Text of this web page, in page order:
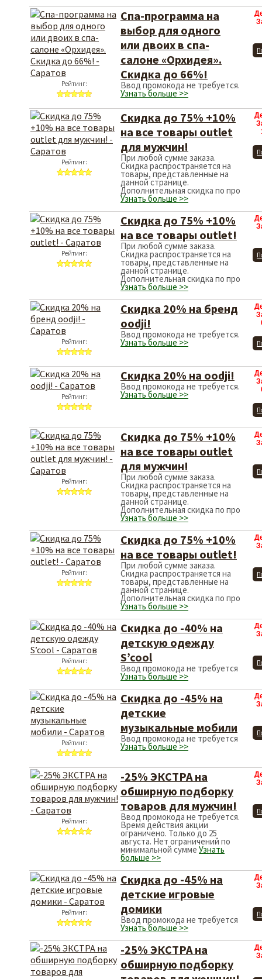
Рейтинг:
Спа-программа на
выбор для одного
или двоих в спа-
салоне «Орхидея».
Скидка до 66%!
Ввод промокода не требуется.
Узнать больше >>
Рейтинг:
Скидка до 75% +10%
на все товары outlet
для мужчин!
При любой сумме заказа.
Скидка распространяется на
товары, представленные на
данной странице.
Дополнительная скидка по про
Узнать больше >>
Рейтинг:
Скидка до 75% +10%
на все товары outlet!
При любой сумме заказа.
Скидка распространяется на
товары, представленные на
данной странице.
Дополнительная скидка по про
Узнать больше >>
Рейтинг:
Скидка 20% на бренд
oodji!
Ввод промокода не требуется.
Узнать больше >>
Рейтинг:
Скидка 20% на oodji!
Ввод промокода не требуется.
Узнать больше >>
Рейтинг:
Скидка до 75% +10%
на все товары outlet
для мужчин!
При любой сумме заказа.
Скидка распространяется на
товары, представленные на
данной странице.
Дополнительная скидка по про
Узнать больше >>
Рейтинг:
Скидка до 75% +10%
на все товары outlet!
При любой сумме заказа.
Скидка распространяется на
товары, представленные на
данной странице.
Дополнительная скидка по про
Узнать больше >>
Рейтинг:
Скидка до -40% на
детскую одежду
S’cool
Ввод промокода не требуется
Узнать больше >>
Рейтинг:
Скидка до -45% на
детские
музыкальные мобили
Ввод промокода не требуется
Узнать больше >>
Рейтинг:
-25% ЭКСТРА на
обширную подборку
товаров для мужчин!
Ввод промокода не требуется.
Время действия акции
ограничено. Только до 25
августа. Нет ограничений по
минимальной сумме Узнать
больше >>
Рейтинг:
Скидка до -45% на
детские игровые
домики
Ввод промокода не требуется
Узнать больше >>
-25% ЭКСТРА на
обширную подборку